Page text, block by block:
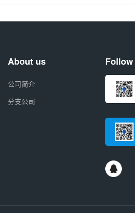
About us
公司简介
分支公司
Follow